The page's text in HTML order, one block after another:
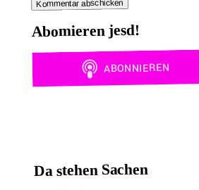
Abomieren jesd!
Da stehen Sachen